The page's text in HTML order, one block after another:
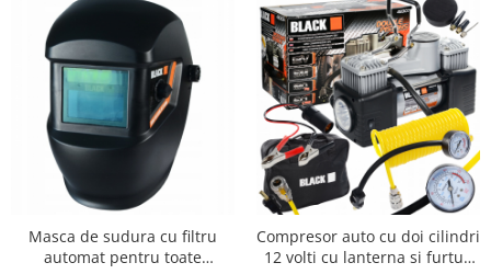
Masca de sudura cu filtru
automat pentru toate
Compresor auto cu doi cilindri
12 volti cu lanterna si furtun